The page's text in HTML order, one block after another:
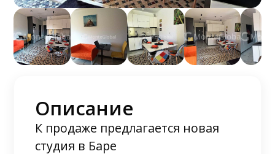
Описание
К продаже предлагается новая
студия в Баре